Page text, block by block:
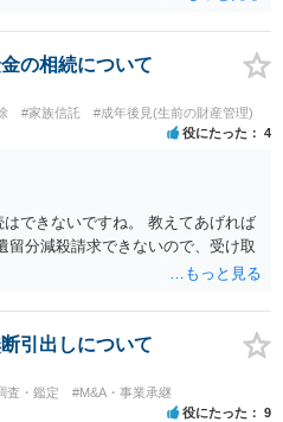
、他の相続人との協議が必要とな
別にご主人から貸付ではなく贈与で
す。 その場合には、貸付であるこ
ねることが出来るか、というとこ
を約束するメール等です。 金額の
急という訳ではないかと思います
が増える傾向にありますので、早
討頂くと良いかと思います。
の相続について
#家族信託 #成年後見(生前の財産管理)
役にたった 4
できないですね。 教えてあげれば
留分減殺請求できないので、受け取
引出しについて
査・鑑定 #M&A・事業承継
役にたった 9